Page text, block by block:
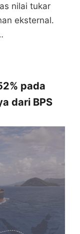
nilai tukar
eksternal.
pada
dari BPS